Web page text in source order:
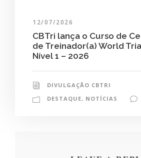
12/07/2026
CBTri lança o Curso de
de Treinador(a) World
Nível 1 – 2026
DIVULGAÇÃO CBTRI
DESTAQUE, NOTÍCIAS